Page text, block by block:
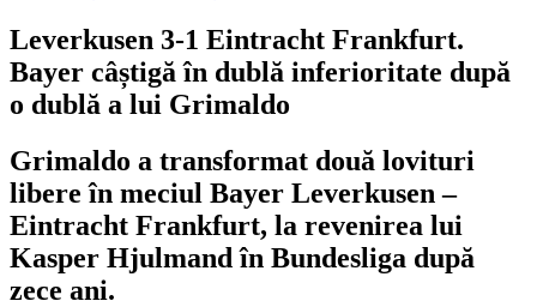
Leverkusen 3-1 Eintracht Frankfurt.
Bayer câștigă în dublă inferioritate după
o dublă a lui Grimaldo
Grimaldo a transformat două lovituri
libere în meciul Bayer Leverkusen –
Eintracht Frankfurt, la revenirea lui
Kasper Hjulmand în Bundesliga după
zece ani.